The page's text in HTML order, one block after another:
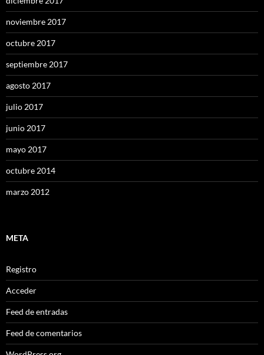
noviembre 2017
octubre 2017
septiembre 2017
agosto 2017
julio 2017
junio 2017
mayo 2017
octubre 2014
marzo 2012
META
Registro
Acceder
Feed de entradas
Feed de comentarios